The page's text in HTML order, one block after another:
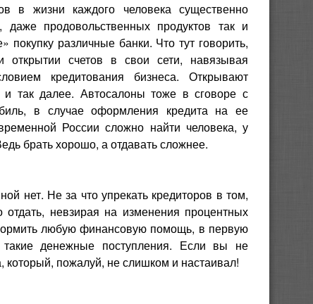
в жизни каждого человека существенно
продовольственных продуктов так и
различные банки. Что тут говорить,
открытии счетов в свои сети, навязывая
кредитования бизнеса. Открывают
так далее. Автосалоны тоже в сговоре с
в случае оформления кредита на ее
России сложно найти человека, у
брать хорошо, а отдавать сложнее.
нет. Не за что упрекать кредиторов в том,
невзирая на изменения процентных
любую финансовую помощь, в первую
денежные поступления. Если вы не
который, пожалуй, не слишком и настаивал!